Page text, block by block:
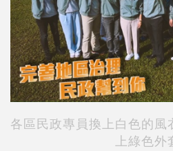
各區民政專員換上白色的風
上綠色外